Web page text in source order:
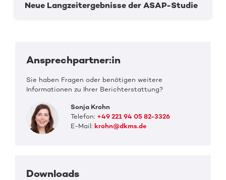
Neue Langzeitergebnisse der ASAP-Studie
Ansprechpartner:in
Sie haben Fragen oder benötigen weitere
Informationen zu Ihrer Berichterstattung?
Sonja Krohn
Telefon: +49 221 94 05 82-3326
E-Mail:krohn@dkms.de
Downloads